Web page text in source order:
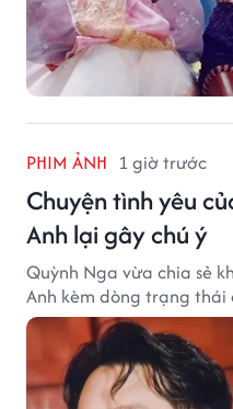
PHIM ẢNH 1 giờ trước
Chuyện tình yêu
Anh lại gây chú ý
Quỳnh Nga vừa chia sẻ
Anh kèm dòng trạng thái